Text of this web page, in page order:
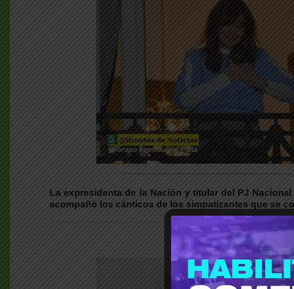
La expresidenta de la Nación y titular del PJ Nacional
acompañó los cánticos de los simpatizantes que se